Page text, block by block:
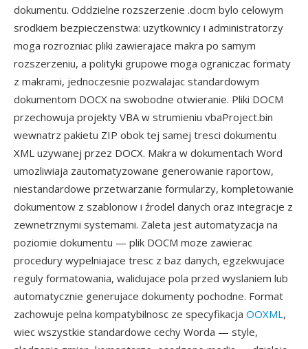
dokumentu. Oddzielne rozszerzenie .docm bylo celowym
srodkiem bezpieczenstwa: uzytkownicy i administratorzy
moga rozrozniac pliki zawierajace makra po samym
rozszerzeniu, a polityki grupowe moga ograniczac formaty
z makrami, jednoczesnie pozwalajac standardowym
dokumentom DOCX na swobodne otwieranie. Pliki DOCM
przechowuja projekty VBA w strumieniu vbaProject.bin
wewnatrz pakietu ZIP obok tej samej tresci dokumentu
XML uzywanej przez DOCX. Makra w dokumentach Word
umozliwiaja zautomatyzowane generowanie raportow,
niestandardowe przetwarzanie formularzy, kompletowanie
dokumentow z szablonow i źrodel danych oraz integracje z
zewnetrznymi systemami. Zaleta jest automatyzacja na
poziomie dokumentu — plik DOCM moze zawierac
procedury wypelniajace tresc z baz danych, egzekwujace
reguly formatowania, walidujace pola przed wyslaniem lub
automatycznie generujace dokumenty pochodne. Format
zachowuje pelna kompatybilnosc ze specyfikacja OOXML,
wiec wszystkie standardowe cechy Worda — style,